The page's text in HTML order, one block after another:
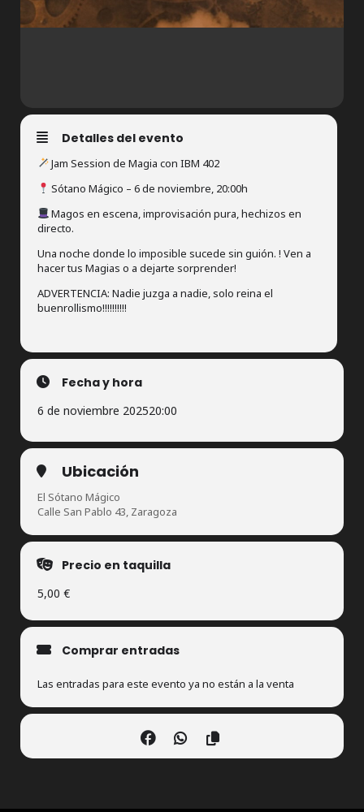
Detalles del evento
Jam Session de Magia con IBM 402
Sótano Mágico – 6 de noviembre, 20:00h
Magos en escena, improvisación pura, hechizos en
directo.
Una noche donde lo imposible sucede sin guión. ! Ven a
hacer tus Magias o a dejarte sorprender!
ADVERTENCIA: Nadie juzga a nadie, solo reina el
buenrollismo!!!!!!!!!!
Fecha y hora
6 de noviembre 202520:00
Ubicación
El Sótano Mágico
Calle San Pablo 43, Zaragoza
Precio en taquilla
5,00 €
Comprar entradas
Las entradas para este evento ya no están a la venta